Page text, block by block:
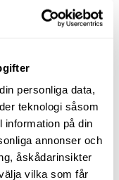
personliga data,
teknologi såsom
information på din
annonser och
åskådarinsikter
vilka som får